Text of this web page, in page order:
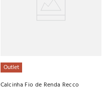
Outlet
Calcinha Fio de Renda Recco